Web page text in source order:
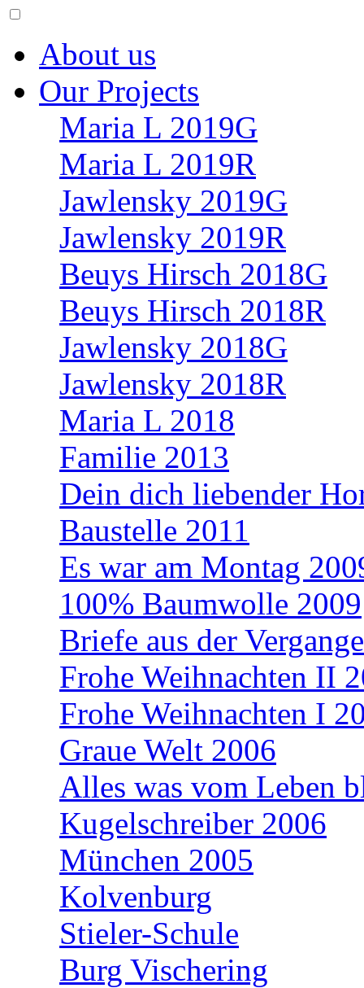
About us
Our Projects
Maria L 2019G
Maria L 2019R
Jawlensky 2019G
Jawlensky 2019R
Beuys Hirsch 2018G
Beuys Hirsch 2018R
Jawlensky 2018G
Jawlensky 2018R
Maria L 2018
Familie 2013
Dein dich liebender
Baustelle 2011
Es war am Montag
100% Baumwolle 2009
Briefe aus der
Frohe Weihnachten II
Frohe Weihnachten I
Graue Welt 2006
Alles was vom Leben
Kugelschreiber 2006
München 2005
Kolvenburg
Stieler-Schule
Burg Vischering